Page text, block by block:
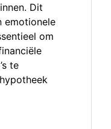
Dit
emotionele
om
te